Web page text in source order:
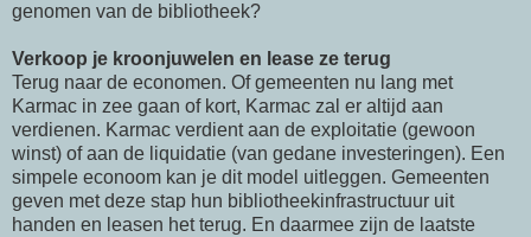
genomen van de bibliotheek?
Verkoop je kroonjuwelen en lease ze terug
Terug naar de economen. Of gemeenten nu lang met
Karmac in zee gaan of kort, Karmac zal er altijd aan
verdienen. Karmac verdient aan de exploitatie (gewoon
winst) of aan de liquidatie (van gedane investeringen). Een
simpele econoom kan je dit model uitleggen. Gemeenten
geven met deze stap hun bibliotheekinfrastructuur uit
handen en leasen het terug. En daarmee zijn de laatste